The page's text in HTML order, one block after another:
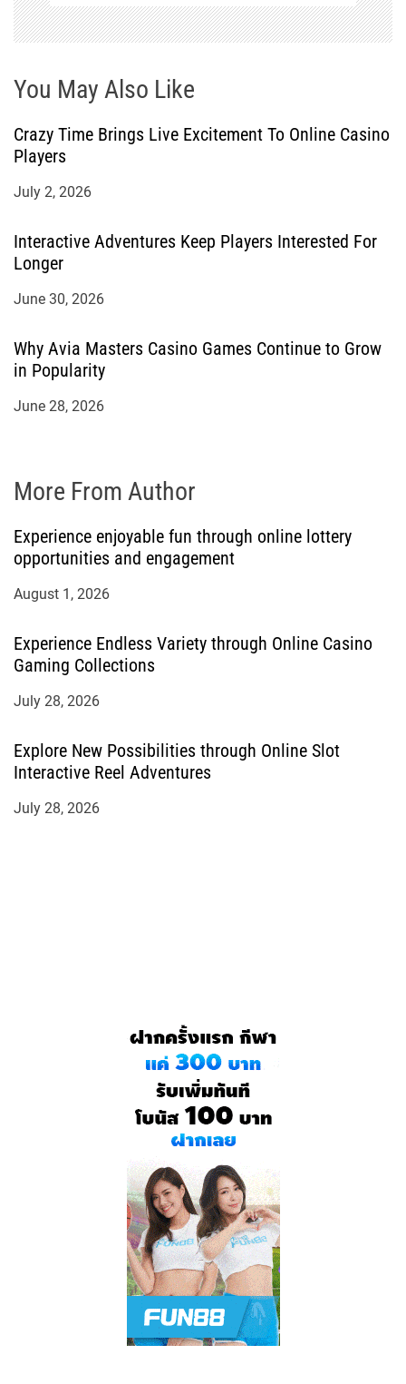
You May Also Like
Crazy Time Brings Live Excitement To Online Casino
Players
July 2, 2026
Interactive Adventures Keep Players Interested For
Longer
June 30, 2026
Why Avia Masters Casino Games Continue to Grow
in Popularity
June 28, 2026
More From Author
Experience enjoyable fun through online lottery
opportunities and engagement
August 1, 2026
Experience Endless Variety through Online Casino
Gaming Collections
July 28, 2026
Explore New Possibilities through Online Slot
Interactive Reel Adventures
July 28, 2026